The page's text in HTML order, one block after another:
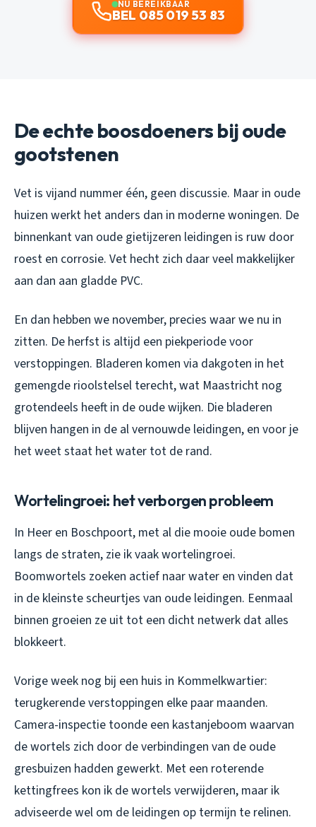
NU BEREIKBAAR
BEL 085 019 53 83
De echte boosdoeners bij oude
gootstenen
Vet is vijand nummer één, geen discussie. Maar in oude
huizen werkt het anders dan in moderne woningen. De
binnenkant van oude gietijzeren leidingen is ruw door
roest en corrosie. Vet hecht zich daar veel makkelijker
aan dan aan gladde PVC.
En dan hebben we november, precies waar we nu in
zitten. De herfst is altijd een piekperiode voor
verstoppingen. Bladeren komen via dakgoten in het
gemengde rioolstelsel terecht, wat Maastricht nog
grotendeels heeft in de oude wijken. Die bladeren
blijven hangen in de al vernouwde leidingen, en voor je
het weet staat het water tot de rand.
Wortelingroei: het verborgen probleem
In Heer en Boschpoort, met al die mooie oude bomen
langs de straten, zie ik vaak wortelingroei.
Boomwortels zoeken actief naar water en vinden dat
in de kleinste scheurtjes van oude leidingen. Eenmaal
binnen groeien ze uit tot een dicht netwerk dat alles
blokkeert.
Vorige week nog bij een huis in Kommelkwartier:
terugkerende verstoppingen elke paar maanden.
Camera-inspectie toonde een kastanjeboom waarvan
de wortels zich door de verbindingen van de oude
gresbuizen hadden gewerkt. Met een roterende
kettingfrees kon ik de wortels verwijderen, maar ik
adviseerde wel om de leidingen op termijn te relinen.